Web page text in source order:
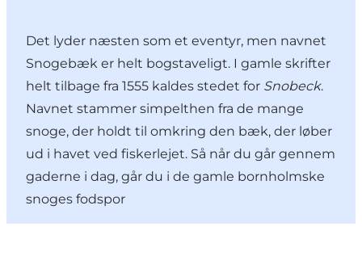
Det lyder næsten som et eventyr, men navnet
Snogebæk er helt bogstaveligt. I gamle skrifter
helt tilbage fra 1555 kaldes stedet for Snobeck.
Navnet stammer simpelthen fra de mange
snoge, der holdt til omkring den bæk, der løber
ud i havet ved fiskerlejet. Så når du går gennem
gaderne i dag, går du i de gamle bornholmske
snoges fodspor